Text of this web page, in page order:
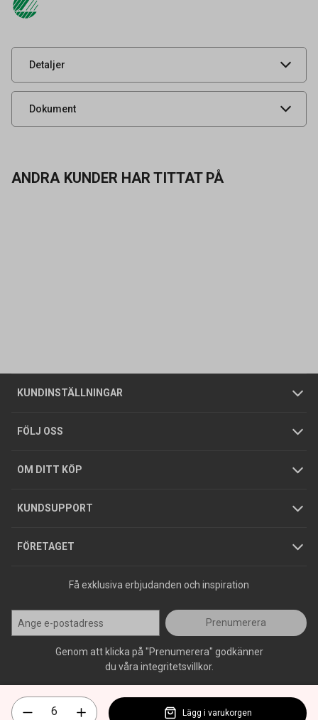
Detaljer
Leverantörens
UNSPSC 47131800
Dokument
Produktdatablad
ANDRA KUNDER HAR TITTAT PÅ
KUNDINSTÄLLNINGAR
Företagskund / Privatkund
FÖLJ OSS
OM DITT KÖP
Allmänna försäljningsvillkor
Integritetspolicy
GDPR
KUNDSUPPORT
Butiker
Foldrar och kataloger
Köpguider
Varumärken
FÖRETAGET
Om oss
Tjänster
Hållbarhet
Jobba hos oss
Press
Få exklusiva erbjudanden och inspiration
Prenumerera
Genom att klicka på "Prenumerera" godkänner
du våra integritetsvillkor.
Lägg i varukorgen